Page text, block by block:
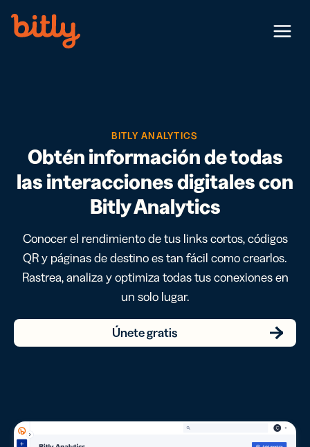
Menu
BITLY ANALYTICS
Obtén información de todas
las interacciones digitales con
Bitly Analytics
Conocer el rendimiento de tus links cortos, códigos
QR y páginas de destino es tan fácil como crearlos.
Rastrea, analiza y optimiza todas tus conexiones en
un solo lugar.
Únete gratis